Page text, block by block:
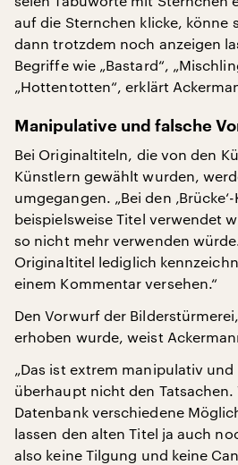
auf die Sternchen klicke, könne
dann trotzdem noch anzeigen
Begriffe wie „Bastard“,
„Hottentotten“, erklärt
Manipulative und falsche
Bei Originaltiteln, die von den
Künstlern gewählt wurden,
umgegangen. „Bei den
beispielsweise Titel verwendet
so nicht mehr verwenden
Originaltitel lediglich
einem Kommentar versehen.“
Den Vorwurf der
erhoben wurde, weist
„Das ist extrem manipulativ
überhaupt nicht den
Datenbank verschiedene
lassen den alten Titel ja auch
also keine Tilgung und keine